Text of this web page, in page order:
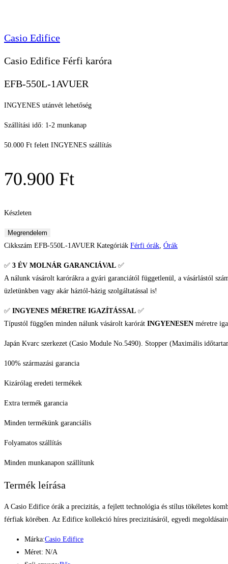
Casio Edifice
Casio Edifice Férfi karóra
EFB-550L-1AVUER
INGYENES utánvét lehetőség
Szállítási idő: 1-2 munkanap
50.000 Ft felett INGYENES szállítás
70.900 Ft
Készleten
Casio
Edifice
karóra
Megrendelem
Cikkszám EFB-550L-1AVUER Kategóriák Férfi órák, Órák
✅ 3 ÉV MOLNÁR GARANCIÁVAL ✅
A nálunk vásárolt karórákra a gyári garanciától függetlenül, a vásárlástól
üzletünkben vagy akár háztól-házig szolgáltatással is!
✅ INGYENES MÉRETRE IGAZÍTÁSSAL ✅
Típustól függően minden nálunk vásárolt karórát INGYENESEN méretre
Japán Kvarc szerkezet (Casio Module No.5490). Stopper (Maximális
100% származási garancia
Kizárólag eredeti termékek
Extra termék garancia
Minden termékünk garanciális
Folyamatos szállítás
Minden munkanapon szállítunk
Termék leírása
A Casio Edifice órák a precizitás, a fejlett technológia és stílus tökéletes
férfiak körében. Az Edifice kollekció híres precizitásáról, egyedi
Márka:Casio Edifice
Méret: N/A